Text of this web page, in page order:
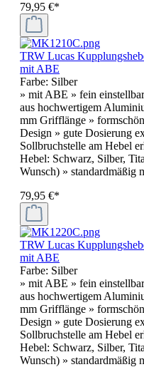
79,95 €*
TRW Lucas
mit ABE
Farbe: Silber
» mit ABE » fein
aus hochwertigem
mm Grifflänge »
Design » gute Dosierung
Sollbruchstelle am Hebel
Hebel: Schwarz, Silber,
Wunsch) » standardmäßig
79,95 €*
TRW Lucas
mit ABE
Farbe: Silber
» mit ABE » fein
aus hochwertigem
mm Grifflänge »
Design » gute Dosierung
Sollbruchstelle am Hebel
Hebel: Schwarz, Silber,
Wunsch) » standardmäßig